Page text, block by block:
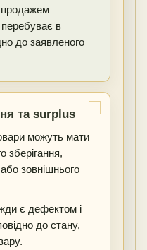
продажем
перебуває в
до заявленого
та surplus
можуть мати
зберігання,
зовнішнього
є дефектом і
до стану,